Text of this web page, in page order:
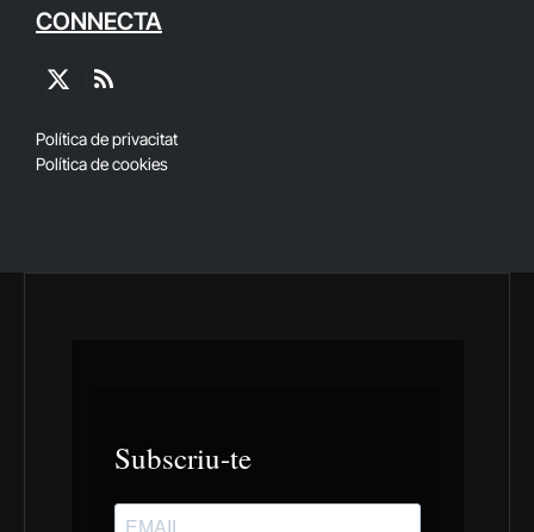
CONNECTA
X
RSS
Política de privacitat
Política de cookies